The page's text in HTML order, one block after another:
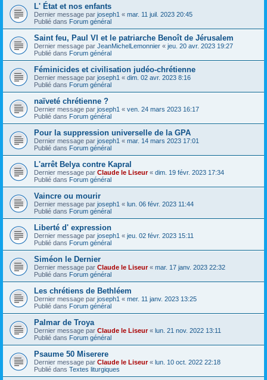
L' État et nos enfants
Dernier message par joseph1 « mar. 11 juil. 2023 20:45
Publié dans Forum général
Saint feu, Paul VI et le patriarche Benoît de Jérusalem
Dernier message par JeanMichelLemonnier « jeu. 20 avr. 2023 19:27
Publié dans Forum général
Féminicides et civilisation judéo-chrétienne
Dernier message par joseph1 « dim. 02 avr. 2023 8:16
Publié dans Forum général
naïveté chrétienne ?
Dernier message par joseph1 « ven. 24 mars 2023 16:17
Publié dans Forum général
Pour la suppression universelle de la GPA
Dernier message par joseph1 « mar. 14 mars 2023 17:01
Publié dans Forum général
L'arrêt Belya contre Kapral
Dernier message par Claude le Liseur« dim. 19 févr. 2023 17:34
Publié dans Forum général
Vaincre ou mourir
Dernier message par joseph1 « lun. 06 févr. 2023 11:44
Publié dans Forum général
Liberté d' expression
Dernier message par joseph1 « jeu. 02 févr. 2023 15:11
Publié dans Forum général
Siméon le Dernier
Dernier message par Claude le Liseur« mar. 17 janv. 2023 22:32
Publié dans Forum général
Les chrétiens de Bethléem
Dernier message par joseph1 « mer. 11 janv. 2023 13:25
Publié dans Forum général
Palmar de Troya
Dernier message par Claude le Liseur« lun. 21 nov. 2022 13:11
Publié dans Forum général
Psaume 50 Miserere
Dernier message par Claude le Liseur« lun. 10 oct. 2022 22:18
Publié dans Textes liturgiques